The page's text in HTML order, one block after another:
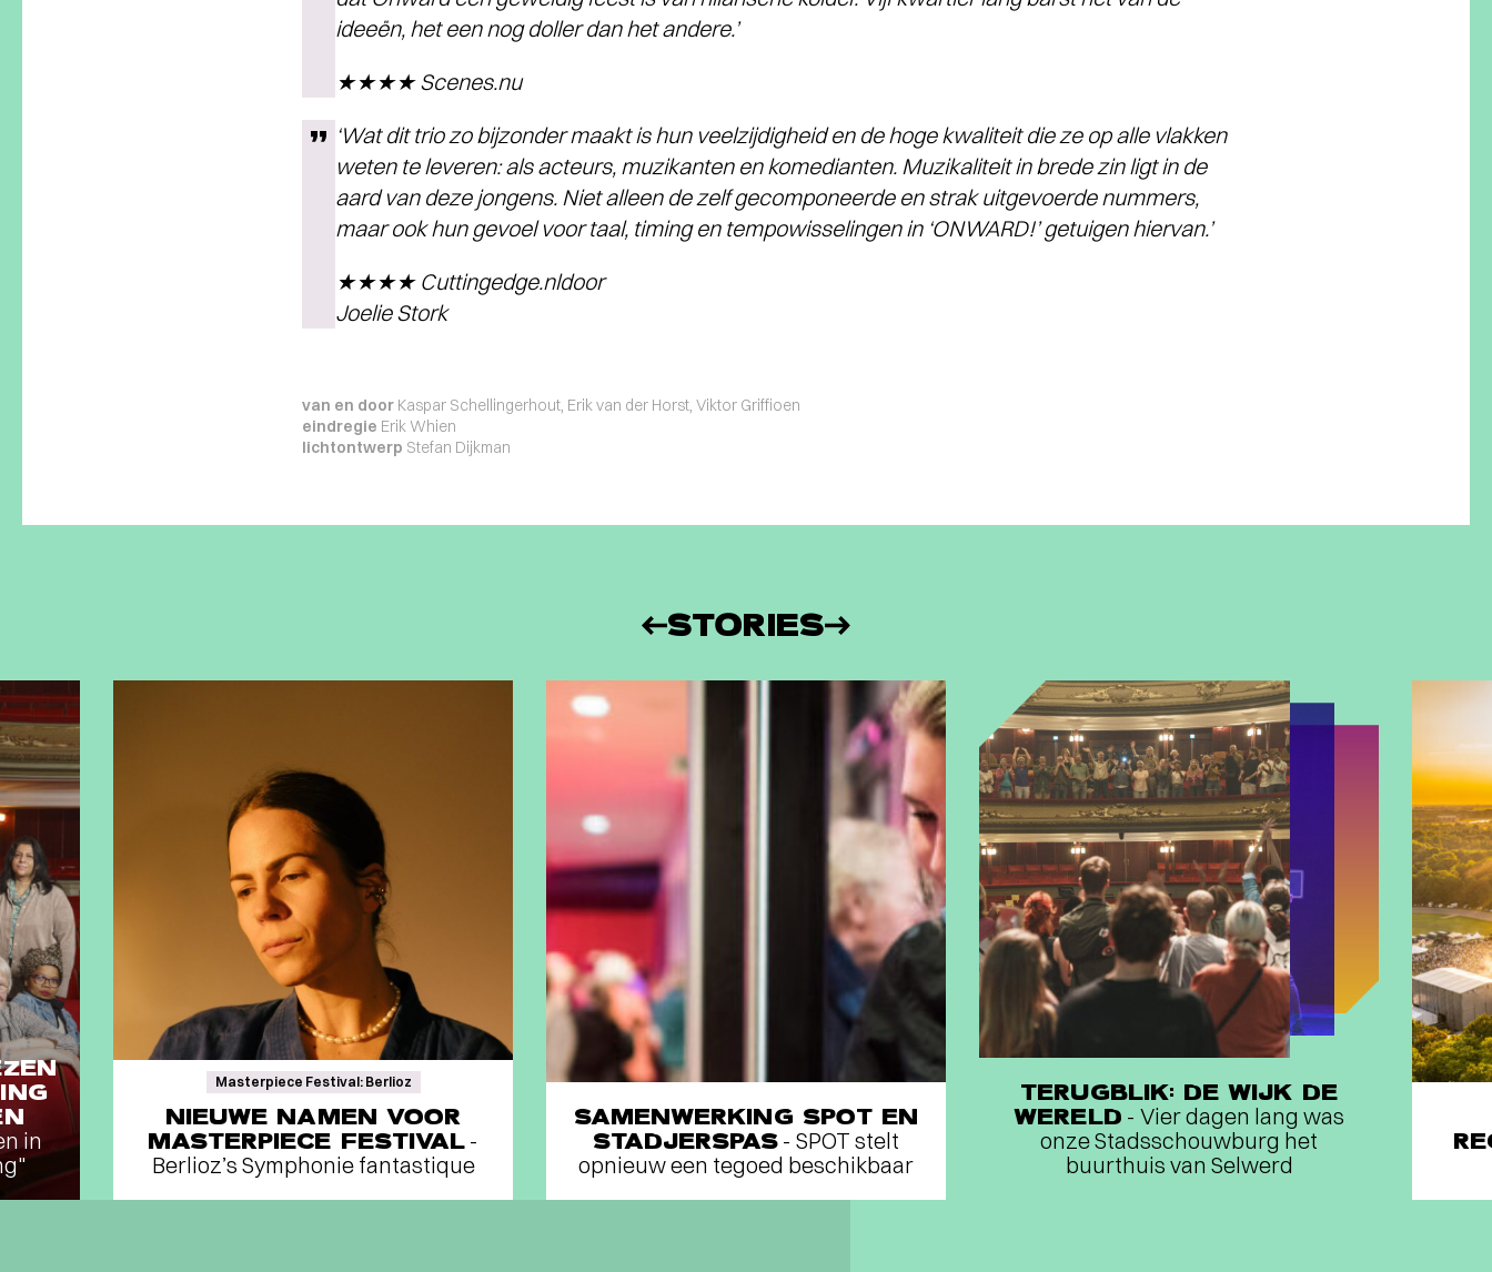
ideeën, het een nog doller dan het andere.’
★★★★ Scenes.nu
‘Wat dit trio zo bijzonder maakt is hun veelzijdigheid en de hoge kwaliteit die ze op alle vlakken
weten te leveren: als acteurs, muzikanten en komedianten. Muzikaliteit in brede zin ligt in de
aard van deze jongens. Niet alleen de zelf gecomponeerde en strak uitgevoerde nummers,
maar ook hun gevoel voor taal, timing en tempowisselingen in ‘ONWARD!’ getuigen hiervan.’
★★★★ Cuttingedge.nldoor
Joelie Stork
van en door Kaspar Schellingerhout, Erik van der Horst, Viktor Griffioen
eindregie Erik Whien
lichtontwerp Stefan Dijkman
STORIES
in
Masterpiece Festival: Berlioz
NIEUWE NAMEN VOOR
MASTERPIECE FESTIVAL -
Berlioz’s Symphonie fantastique
SAMENWERKING SPOT EN
STADJERSPAS - SPOT stelt
opnieuw een tegoed beschikbaar
TERUGBLIK: DE WIJK DE
WERELD - Vier dagen lang was
onze Stadsschouwburg het
buurthuis van Selwerd